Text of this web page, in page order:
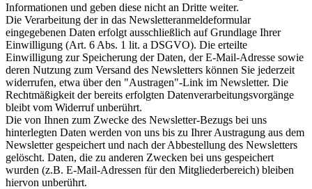
Informationen und geben diese nicht an Dritte weiter.
Die Verarbeitung der in das Newsletteranmeldeformular
eingegebenen Daten erfolgt ausschließlich auf Grundlage Ihrer
Einwilligung (Art. 6 Abs. 1 lit. a DSGVO). Die erteilte
Einwilligung zur Speicherung der Daten, der E-Mail-Adresse sowie
deren Nutzung zum Versand des Newsletters können Sie jederzeit
widerrufen, etwa über den "Austragen"-Link im Newsletter. Die
Rechtmäßigkeit der bereits erfolgten Datenverarbeitungsvorgänge
bleibt vom Widerruf unberührt.
Die von Ihnen zum Zwecke des Newsletter-Bezugs bei uns
hinterlegten Daten werden von uns bis zu Ihrer Austragung aus dem
Newsletter gespeichert und nach der Abbestellung des Newsletters
gelöscht. Daten, die zu anderen Zwecken bei uns gespeichert
wurden (z.B. E-Mail-Adressen für den Mitgliederbereich) bleiben
hiervon unberührt.